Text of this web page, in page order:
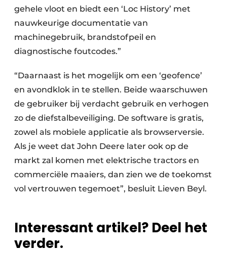
gehele vloot en biedt een ‘Loc History’ met
nauwkeurige documentatie van
machinegebruik, brandstofpeil en
diagnostische foutcodes.”
“Daarnaast is het mogelijk om een ‘geofence’
en avondklok in te stellen. Beide waarschuwen
de gebruiker bij verdacht gebruik en verhogen
zo de diefstalbeveiliging. De software is gratis,
zowel als mobiele applicatie als browserversie.
Als je weet dat John Deere later ook op de
markt zal komen met elektrische tractors en
commerciële maaiers, dan zien we de toekomst
vol vertrouwen tegemoet”, besluit Lieven Beyl.
Interessant artikel? Deel het
verder.